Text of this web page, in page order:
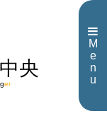
M
e
n
u
央
er